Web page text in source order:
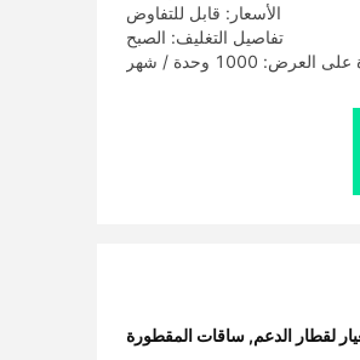
الأسعار: قابل للتفاوض
تفاصيل التغليف: الصبح
العرض: 1000 وحدة / شهر
لقطار الدعم, ساقات المقطورة